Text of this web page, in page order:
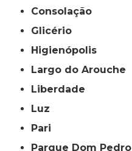
Consolação
Glicério
Higienópolis
Largo do Arouche
Liberdade
Luz
Pari
Parque Dom Pedro